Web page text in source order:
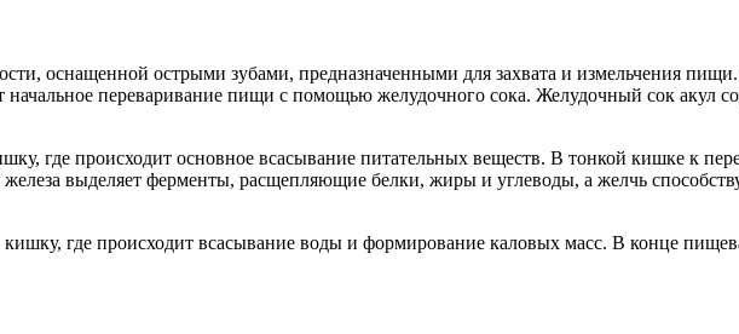
оснащенной острыми зубами, предназначенными для захвата и измельчения
переваривание пищи с помощью желудочного сока. Желудочный сок акул
где происходит основное всасывание питательных веществ. В тонкой кишке к
выделяет ферменты, расщепляющие белки, жиры и углеводы, а желчь
где происходит всасывание воды и формирование каловых масс. В конце